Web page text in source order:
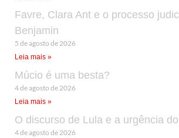
Favre, Clara Ant e o processo
Benjamin
5 de agosto de 2026
Leia mais »
Múcio é uma besta?
4 de agosto de 2026
Leia mais »
O discurso de Lula e a urgência
4 de agosto de 2026